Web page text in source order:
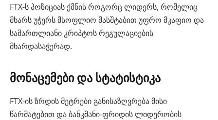
FTX-ს პოზიციას ქმნის როგორც ლიდერს, რომელიც
მხარს უჭერს მსოფლიო მასშტაბით უფრო მკაფიო და
სამართლიანი კრიპტოს რეგულაციების
მხარდასაჭერად.
მონაცემები და სტატისტიკა
FTX-ის ზრდის მეტრები განისაზღვრება მისი
წარმატებით და ბანკმანი-ფრიდის ლიდერობის